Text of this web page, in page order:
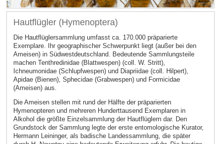
Hautflügler (Hymenoptera)
Die Hautflüglersammlung umfasst ca. 170.000 präparierte
Exemplare. Ihr geographischer Schwerpunkt liegt (außer bei den
Ameisen) in Südwestdeutschland. Bedeutende Sammlungsteile
machen Tenthredinidae (Blattwespen) (coll. W. Stritt),
Ichneumonidae (Schlupfwespen) und Diapriidae (coll. Hilpert),
Apidae (Bienen), Sphecidae (Grabwespen) und Formicidae
(Ameisen) aus.
Die Ameisen stellen mit rund der Hälfte der präparierten
Hymenopteren und mehreren Hunderttausend Exemplaren in
Alkohol die größte Einzelsammlung der Hautflüglern dar. Den
Grundstock der Sammlung legte der erste entomologische Kurator,
Hermann Leininger, als badische Landessammlung, die später